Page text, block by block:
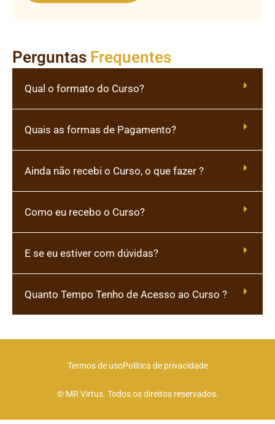
Perguntas Frequentes
Qual o formato do Curso?
Quais as formas de Pagamento?
Ainda não recebi o Curso, o que fazer ?
Como eu recebo o Curso?
E se eu estiver com dúvidas?
Quanto Tempo Tenho de Acesso ao Curso ?
© MR Virtus. Todos os direitos reservados.
Termos de usoPolítica de privacidade